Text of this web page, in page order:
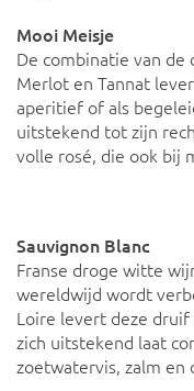
Mooi Meisje
De combinatie van de
Merlot en Tannat
aperitief of als
uitstekend tot zijn
volle rosé, die ook bij
Sauvignon Blanc
Franse droge witte
wereldwijd wordt
Loire levert deze
zich uitstekend laat
zoetwatervis, zalm en